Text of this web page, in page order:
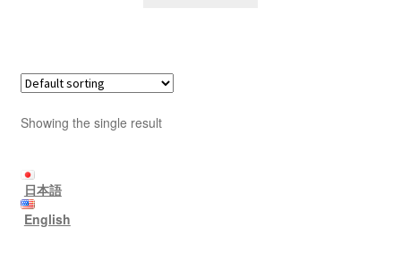
Showing the single result
日本語
English